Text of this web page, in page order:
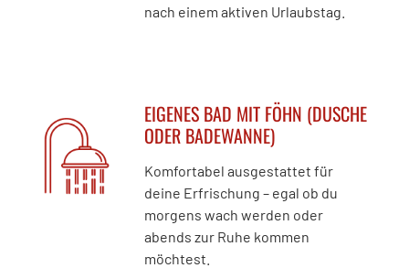
nach einem aktiven Urlaubstag.
EIGENES BAD MIT FÖHN (DUSCHE
ODER BADEWANNE)
Komfortabel ausgestattet für
deine Erfrischung – egal ob du
morgens wach werden oder
abends zur Ruhe kommen
möchtest.